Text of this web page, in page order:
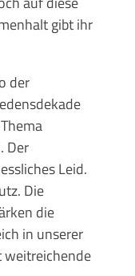
gibt ihr
der
Der
Leid.
Die
die
in unserer
weitreichende